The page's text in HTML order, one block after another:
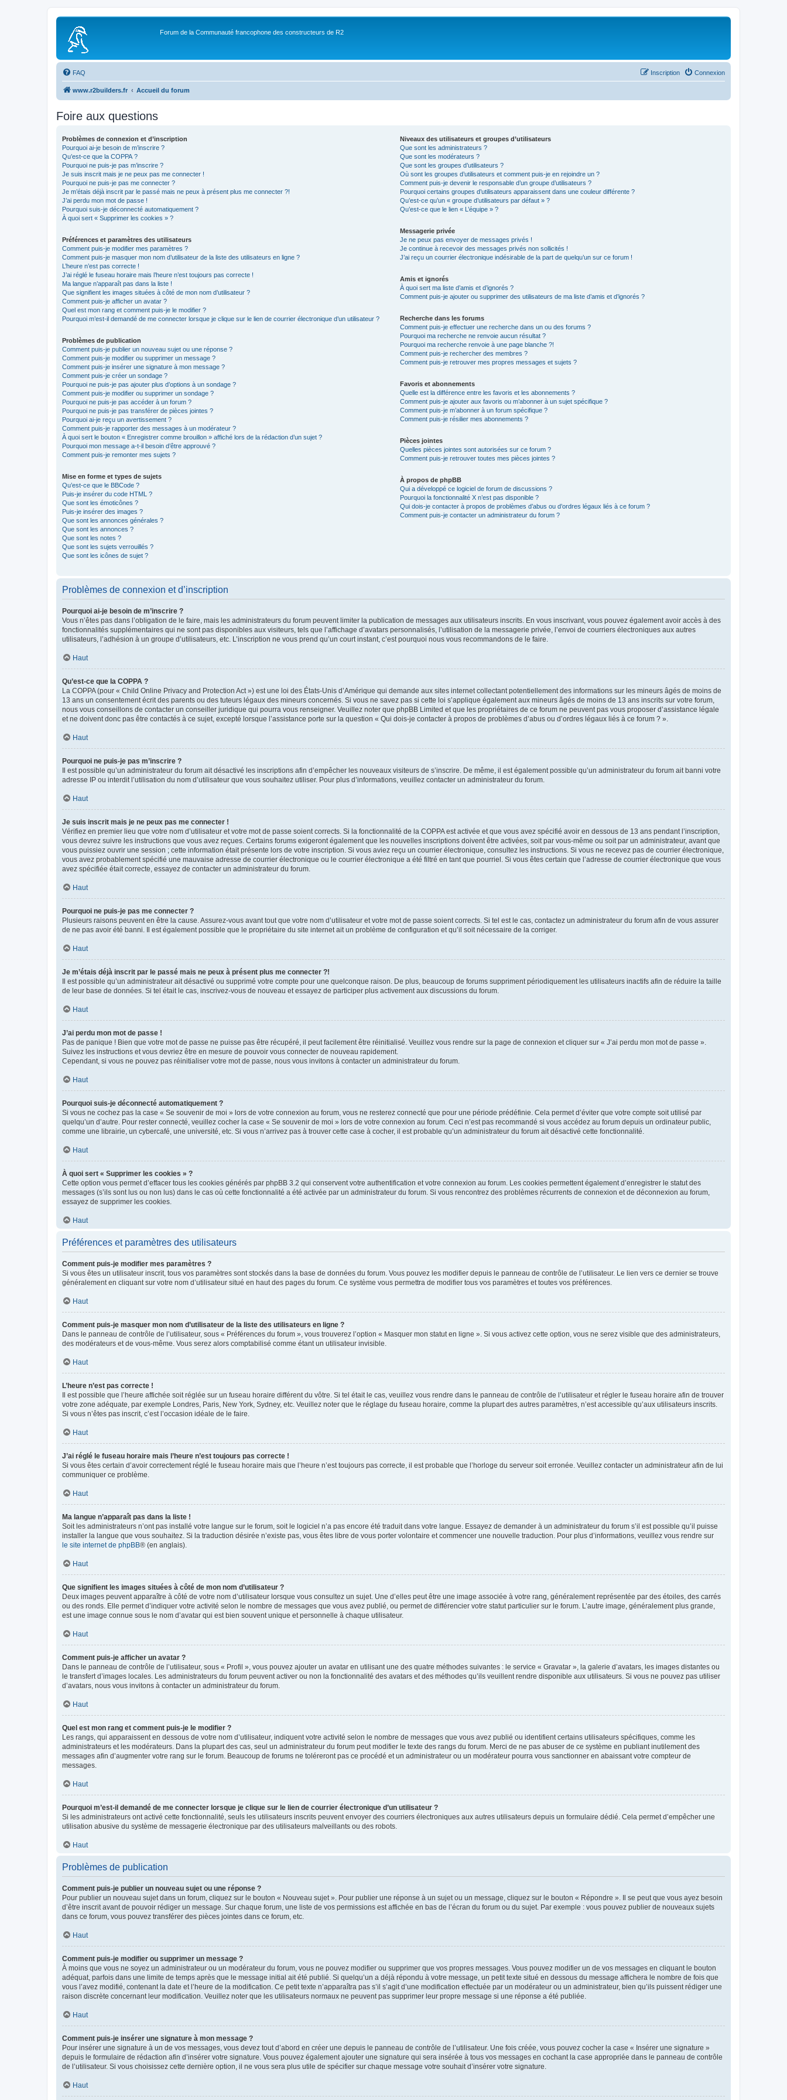
Forum de la Communauté francophone des constructeurs de R2
FAQ Connexion
Inscription
www.r2builders.fr Accueil du forum
Foire aux questions
Problèmes de connexion et d’inscription
Pourquoi ai-je besoin de m’inscrire ?
Qu’est-ce que la COPPA ?
Pourquoi ne puis-je pas m’inscrire ?
Je suis inscrit mais je ne peux pas me connecter !
Pourquoi ne puis-je pas me connecter ?
Je m’étais déjà inscrit par le passé mais ne peux à présent plus me connecter ?!
J’ai perdu mon mot de passe !
Pourquoi suis-je déconnecté automatiquement ?
À quoi sert « Supprimer les cookies » ?
Préférences et paramètres des utilisateurs
Comment puis-je modifier mes paramètres ?
Comment puis-je masquer mon nom d’utilisateur de la liste des utilisateurs en ligne ?
L’heure n’est pas correcte !
J’ai réglé le fuseau horaire mais l’heure n’est toujours pas correcte !
Ma langue n’apparaît pas dans la liste !
Que signifient les images situées à côté de mon nom d’utilisateur ?
Comment puis-je afficher un avatar ?
Quel est mon rang et comment puis-je le modifier ?
Pourquoi m’est-il demandé de me connecter lorsque je clique sur le lien de courrier électronique d’un utilisateur ?
Problèmes de publication
Comment puis-je publier un nouveau sujet ou une réponse ?
Comment puis-je modifier ou supprimer un message ?
Comment puis-je insérer une signature à mon message ?
Comment puis-je créer un sondage ?
Pourquoi ne puis-je pas ajouter plus d’options à un sondage ?
Comment puis-je modifier ou supprimer un sondage ?
Pourquoi ne puis-je pas accéder à un forum ?
Pourquoi ne puis-je pas transférer de pièces jointes ?
Pourquoi ai-je reçu un avertissement ?
Comment puis-je rapporter des messages à un modérateur ?
À quoi sert le bouton « Enregistrer comme brouillon » affiché lors de la rédaction d’un sujet ?
Pourquoi mon message a-t-il besoin d’être approuvé ?
Comment puis-je remonter mes sujets ?
Mise en forme et types de sujets
Qu’est-ce que le BBCode ?
Puis-je insérer du code HTML ?
Que sont les émoticônes ?
Puis-je insérer des images ?
Que sont les annonces générales ?
Que sont les annonces ?
Que sont les notes ?
Que sont les sujets verrouillés ?
Que sont les icônes de sujet ?
Niveaux des utilisateurs et groupes d’utilisateurs
Que sont les administrateurs ?
Que sont les modérateurs ?
Que sont les groupes d’utilisateurs ?
Où sont les groupes d’utilisateurs et comment puis-je en rejoindre un ?
Comment puis-je devenir le responsable d’un groupe d’utilisateurs ?
Pourquoi certains groupes d’utilisateurs apparaissent dans une couleur différente ?
Qu’est-ce qu’un « groupe d’utilisateurs par défaut » ?
Qu’est-ce que le lien « L’équipe » ?
Messagerie privée
Je ne peux pas envoyer de messages privés !
Je continue à recevoir des messages privés non sollicités !
J’ai reçu un courrier électronique indésirable de la part de quelqu’un sur ce forum !
Amis et ignorés
À quoi sert ma liste d’amis et d’ignorés ?
Comment puis-je ajouter ou supprimer des utilisateurs de ma liste d’amis et d’ignorés ?
Recherche dans les forums
Comment puis-je effectuer une recherche dans un ou des forums ?
Pourquoi ma recherche ne renvoie aucun résultat ?
Pourquoi ma recherche renvoie à une page blanche ?!
Comment puis-je rechercher des membres ?
Comment puis-je retrouver mes propres messages et sujets ?
Favoris et abonnements
Quelle est la différence entre les favoris et les abonnements ?
Comment puis-je ajouter aux favoris ou m’abonner à un sujet spécifique ?
Comment puis-je m’abonner à un forum spécifique ?
Comment puis-je résilier mes abonnements ?
Pièces jointes
Quelles pièces jointes sont autorisées sur ce forum ?
Comment puis-je retrouver toutes mes pièces jointes ?
À propos de phpBB
Qui a développé ce logiciel de forum de discussions ?
Pourquoi la fonctionnalité X n’est pas disponible ?
Qui dois-je contacter à propos de problèmes d’abus ou d’ordres légaux liés à ce forum ?
Comment puis-je contacter un administrateur du forum ?
Problèmes de connexion et d’inscription
Pourquoi ai-je besoin de m’inscrire ?
Vous n’êtes pas dans l’obligation de le faire, mais les administrateurs du forum peuvent limiter la publication de messages aux utilisateurs inscrits. En vous inscrivant, vous pouvez également avoir accès à des
fonctionnalités supplémentaires qui ne sont pas disponibles aux visiteurs, tels que l’affichage d’avatars personnalisés, l’utilisation de la messagerie privée, l’envoi de courriers électroniques aux autres
utilisateurs, l’adhésion à un groupe d’utilisateurs, etc. L’inscription ne vous prend qu’un court instant, c’est pourquoi nous vous recommandons de le faire.
Haut
Qu’est-ce que la COPPA ?
La COPPA (pour « Child Online Privacy and Protection Act ») est une loi des États-Unis d’Amérique qui demande aux sites internet collectant potentiellement des informations sur les mineurs âgés de moins de
13 ans un consentement écrit des parents ou des tuteurs légaux des mineurs concernés. Si vous ne savez pas si cette loi s’applique également aux mineurs âgés de moins de 13 ans inscrits sur votre forum,
nous vous conseillons de contacter un conseiller juridique qui pourra vous renseigner. Veuillez noter que phpBB Limited et que les propriétaires de ce forum ne peuvent pas vous proposer d’assistance légale
et ne doivent donc pas être contactés à ce sujet, excepté lorsque l’assistance porte sur la question « Qui dois-je contacter à propos de problèmes d’abus ou d’ordres légaux liés à ce forum ? ».
Haut
Pourquoi ne puis-je pas m’inscrire ?
Il est possible qu’un administrateur du forum ait désactivé les inscriptions afin d’empêcher les nouveaux visiteurs de s’inscrire. De même, il est également possible qu’un administrateur du forum ait banni votre
adresse IP ou interdit l’utilisation du nom d’utilisateur que vous souhaitez utiliser. Pour plus d’informations, veuillez contacter un administrateur du forum.
Haut
Je suis inscrit mais je ne peux pas me connecter !
Vérifiez en premier lieu que votre nom d’utilisateur et votre mot de passe soient corrects. Si la fonctionnalité de la COPPA est activée et que vous avez spécifié avoir en dessous de 13 ans pendant l’inscription,
vous devrez suivre les instructions que vous avez reçues. Certains forums exigeront également que les nouvelles inscriptions doivent être activées, soit par vous-même ou soit par un administrateur, avant que
vous puissiez ouvrir une session ; cette information était présente lors de votre inscription. Si vous aviez reçu un courrier électronique, consultez les instructions. Si vous ne recevez pas de courrier électronique,
vous avez probablement spécifié une mauvaise adresse de courrier électronique ou le courrier électronique a été filtré en tant que pourriel. Si vous êtes certain que l’adresse de courrier électronique que vous
avez spécifiée était correcte, essayez de contacter un administrateur du forum.
Haut
Pourquoi ne puis-je pas me connecter ?
Plusieurs raisons peuvent en être la cause. Assurez-vous avant tout que votre nom d’utilisateur et votre mot de passe soient corrects. Si tel est le cas, contactez un administrateur du forum afin de vous assurer
de ne pas avoir été banni. Il est également possible que le propriétaire du site internet ait un problème de configuration et qu’il soit nécessaire de la corriger.
Haut
Je m’étais déjà inscrit par le passé mais ne peux à présent plus me connecter ?!
Il est possible qu’un administrateur ait désactivé ou supprimé votre compte pour une quelconque raison. De plus, beaucoup de forums suppriment périodiquement les utilisateurs inactifs afin de réduire la taille
de leur base de données. Si tel était le cas, inscrivez-vous de nouveau et essayez de participer plus activement aux discussions du forum.
Haut
J’ai perdu mon mot de passe !
Pas de panique ! Bien que votre mot de passe ne puisse pas être récupéré, il peut facilement être réinitialisé. Veuillez vous rendre sur la page de connexion et cliquer sur « J’ai perdu mon mot de passe ».
Suivez les instructions et vous devriez être en mesure de pouvoir vous connecter de nouveau rapidement.
Cependant, si vous ne pouvez pas réinitialiser votre mot de passe, nous vous invitons à contacter un administrateur du forum.
Haut
Pourquoi suis-je déconnecté automatiquement ?
Si vous ne cochez pas la case « Se souvenir de moi » lors de votre connexion au forum, vous ne resterez connecté que pour une période prédéfinie. Cela permet d’éviter que votre compte soit utilisé par
quelqu’un d’autre. Pour rester connecté, veuillez cocher la case « Se souvenir de moi » lors de votre connexion au forum. Ceci n’est pas recommandé si vous accédez au forum depuis un ordinateur public,
comme une librairie, un cybercafé, une université, etc. Si vous n’arrivez pas à trouver cette case à cocher, il est probable qu’un administrateur du forum ait désactivé cette fonctionnalité.
Haut
À quoi sert « Supprimer les cookies » ?
Cette option vous permet d’effacer tous les cookies générés par phpBB 3.2 qui conservent votre authentification et votre connexion au forum. Les cookies permettent également d’enregistrer le statut des
messages (s’ils sont lus ou non lus) dans le cas où cette fonctionnalité a été activée par un administrateur du forum. Si vous rencontrez des problèmes récurrents de connexion et de déconnexion au forum,
essayez de supprimer les cookies.
Haut
Préférences et paramètres des utilisateurs
Comment puis-je modifier mes paramètres ?
Si vous êtes un utilisateur inscrit, tous vos paramètres sont stockés dans la base de données du forum. Vous pouvez les modifier depuis le panneau de contrôle de l’utilisateur. Le lien vers ce dernier se trouve
généralement en cliquant sur votre nom d’utilisateur situé en haut des pages du forum. Ce système vous permettra de modifier tous vos paramètres et toutes vos préférences.
Haut
Comment puis-je masquer mon nom d’utilisateur de la liste des utilisateurs en ligne ?
Dans le panneau de contrôle de l’utilisateur, sous « Préférences du forum », vous trouverez l’option « Masquer mon statut en ligne ». Si vous activez cette option, vous ne serez visible que des administrateurs,
des modérateurs et de vous-même. Vous serez alors comptabilisé comme étant un utilisateur invisible.
Haut
L’heure n’est pas correcte !
Il est possible que l’heure affichée soit réglée sur un fuseau horaire différent du vôtre. Si tel était le cas, veuillez vous rendre dans le panneau de contrôle de l’utilisateur et régler le fuseau horaire afin de trouver
votre zone adéquate, par exemple Londres, Paris, New York, Sydney, etc. Veuillez noter que le réglage du fuseau horaire, comme la plupart des autres paramètres, n’est accessible qu’aux utilisateurs inscrits.
Si vous n’êtes pas inscrit, c’est l’occasion idéale de le faire.
Haut
J’ai réglé le fuseau horaire mais l’heure n’est toujours pas correcte !
Si vous êtes certain d’avoir correctement réglé le fuseau horaire mais que l’heure n’est toujours pas correcte, il est probable que l’horloge du serveur soit erronée. Veuillez contacter un administrateur afin de lui
communiquer ce problème.
Haut
Ma langue n’apparaît pas dans la liste !
Soit les administrateurs n’ont pas installé votre langue sur le forum, soit le logiciel n’a pas encore été traduit dans votre langue. Essayez de demander à un administrateur du forum s’il est possible qu’il puisse
installer la langue que vous souhaitez. Si la traduction désirée n’existe pas, vous êtes libre de vous porter volontaire et commencer une nouvelle traduction. Pour plus d’informations, veuillez vous rendre sur
le site internet de phpBB® (en anglais).
Haut
Que signifient les images situées à côté de mon nom d’utilisateur ?
Deux images peuvent apparaître à côté de votre nom d’utilisateur lorsque vous consultez un sujet. Une d’elles peut être une image associée à votre rang, généralement représentée par des étoiles, des carrés
ou des ronds. Elle permet d’indiquer votre activité selon le nombre de messages que vous avez publié, ou permet de différencier votre statut particulier sur le forum. L’autre image, généralement plus grande,
est une image connue sous le nom d’avatar qui est bien souvent unique et personnelle à chaque utilisateur.
Haut
Comment puis-je afficher un avatar ?
Dans le panneau de contrôle de l’utilisateur, sous « Profil », vous pouvez ajouter un avatar en utilisant une des quatre méthodes suivantes : le service « Gravatar », la galerie d’avatars, les images distantes ou
le transfert d’images locales. Les administrateurs du forum peuvent activer ou non la fonctionnalité des avatars et des méthodes qu’ils veuillent rendre disponible aux utilisateurs. Si vous ne pouvez pas utiliser
d’avatars, nous vous invitons à contacter un administrateur du forum.
Haut
Quel est mon rang et comment puis-je le modifier ?
Les rangs, qui apparaissent en dessous de votre nom d’utilisateur, indiquent votre activité selon le nombre de messages que vous avez publié ou identifient certains utilisateurs spécifiques, comme les
administrateurs et les modérateurs. Dans la plupart des cas, seul un administrateur du forum peut modifier le texte des rangs du forum. Merci de ne pas abuser de ce système en publiant inutilement des
messages afin d’augmenter votre rang sur le forum. Beaucoup de forums ne toléreront pas ce procédé et un administrateur ou un modérateur pourra vous sanctionner en abaissant votre compteur de
messages.
Haut
Pourquoi m’est-il demandé de me connecter lorsque je clique sur le lien de courrier électronique d’un utilisateur ?
Si les administrateurs ont activé cette fonctionnalité, seuls les utilisateurs inscrits peuvent envoyer des courriers électroniques aux autres utilisateurs depuis un formulaire dédié. Cela permet d’empêcher une
utilisation abusive du système de messagerie électronique par des utilisateurs malveillants ou des robots.
Haut
Problèmes de publication
Comment puis-je publier un nouveau sujet ou une réponse ?
Pour publier un nouveau sujet dans un forum, cliquez sur le bouton « Nouveau sujet ». Pour publier une réponse à un sujet ou un message, cliquez sur le bouton « Répondre ». Il se peut que vous ayez besoin
d’être inscrit avant de pouvoir rédiger un message. Sur chaque forum, une liste de vos permissions est affichée en bas de l’écran du forum ou du sujet. Par exemple : vous pouvez publier de nouveaux sujets
dans ce forum, vous pouvez transférer des pièces jointes dans ce forum, etc.
Haut
Comment puis-je modifier ou supprimer un message ?
À moins que vous ne soyez un administrateur ou un modérateur du forum, vous ne pouvez modifier ou supprimer que vos propres messages. Vous pouvez modifier un de vos messages en cliquant le bouton
adéquat, parfois dans une limite de temps après que le message initial ait été publié. Si quelqu’un a déjà répondu à votre message, un petit texte situé en dessous du message affichera le nombre de fois que
vous l’avez modifié, contenant la date et l’heure de la modification. Ce petit texte n’apparaîtra pas s’il s’agit d’une modification effectuée par un modérateur ou un administrateur, bien qu’ils puissent rédiger une
raison discrète concernant leur modification. Veuillez noter que les utilisateurs normaux ne peuvent pas supprimer leur propre message si une réponse a été publiée.
Haut
Comment puis-je insérer une signature à mon message ?
Pour insérer une signature à un de vos messages, vous devez tout d’abord en créer une depuis le panneau de contrôle de l’utilisateur. Une fois créée, vous pouvez cocher la case « Insérer une signature »
depuis le formulaire de rédaction afin d’insérer votre signature. Vous pouvez également ajouter une signature qui sera insérée à tous vos messages en cochant la case appropriée dans le panneau de contrôle
de l’utilisateur. Si vous choisissez cette dernière option, il ne vous sera plus utile de spécifier sur chaque message votre souhait d’insérer votre signature.
Haut